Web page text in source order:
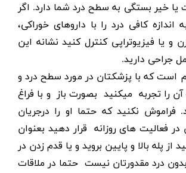
یا خیر بستگی به سطح درد شما دارد. اگر
اندازه کافی درد را با داروهای خوراکی،
و یا فیزیوتراپی کنترل کنید نشانه این
جراحی دارید.
است که با پزشکتان در مورد سطح درد و
را تجربه میکنید بصورت باز و با فراغ
نکنید که حتما او را درجریان
در فعالیت های روزانه قرار دهید بعنوان
از پله بالا و پایین بروید و یا قدم زدن در
درد مقدورتان نیست حتما در ملاقات